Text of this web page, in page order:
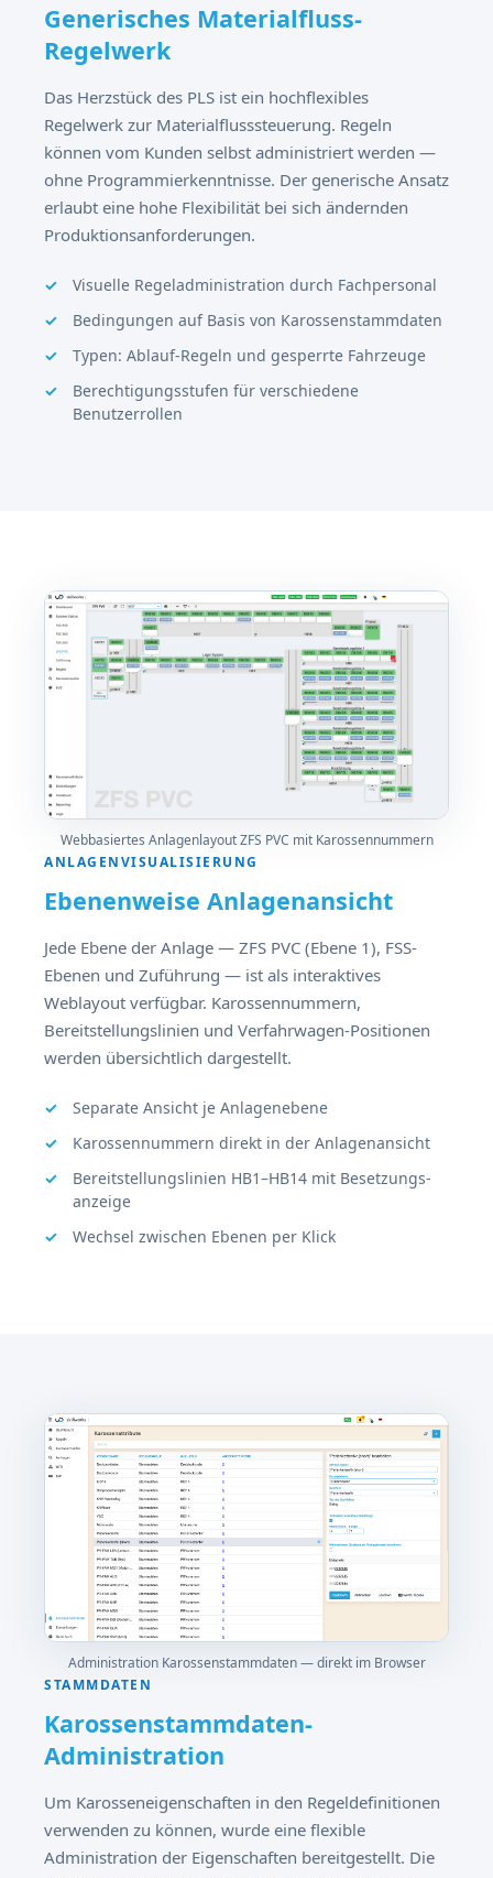
Generisches Materialfluss-
Regelwerk
Das Herzstück des PLS ist ein hochflexibles
Regelwerk zur Materialflusssteuerung. Regeln
können vom Kunden selbst administriert werden —
ohne Programmierkenntnisse. Der generische Ansatz
erlaubt eine hohe Flexibilität bei sich ändernden
Produktionsanforderungen.
Visuelle Regeladministration durch Fachpersonal
Bedingungen auf Basis von Karossenstammdaten
Typen: Ablauf-Regeln und gesperrte Fahrzeuge
Berechtigungsstufen für verschiedene
Benutzerrollen
Webbasiertes Anlagenlayout ZFS PVC mit Karossennummern
ANLAGENVISUALISIERUNG
Ebenenweise Anlagenansicht
Jede Ebene der Anlage — ZFS PVC (Ebene 1), FSS-
Ebenen und Zuführung — ist als interaktives
Weblayout verfügbar. Karossennummern,
Bereitstellungslinien und Verfahrwagen-Positionen
werden übersichtlich dargestellt.
Separate Ansicht je Anlagenebene
Karossennummern direkt in der Anlagenansicht
Bereitstellungslinien HB1–HB14 mit Besetzungs­
anzeige
Wechsel zwischen Ebenen per Klick
Administration Karossenstammdaten — direkt im Browser
STAMMDATEN
Karossenstammdaten-
Administration
Um Karosseneigenschaften in den Regeldefinitionen
verwenden zu können, wurde eine flexible
Administration der Eigenschaften bereitgestellt. Die